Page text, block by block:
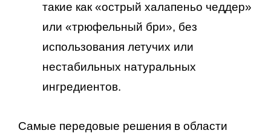
такие как «острый халапеньо чеддер»
или «трюфельный бри», без
использования летучих или
нестабильных натуральных
ингредиентов.
Самые передовые решения в области